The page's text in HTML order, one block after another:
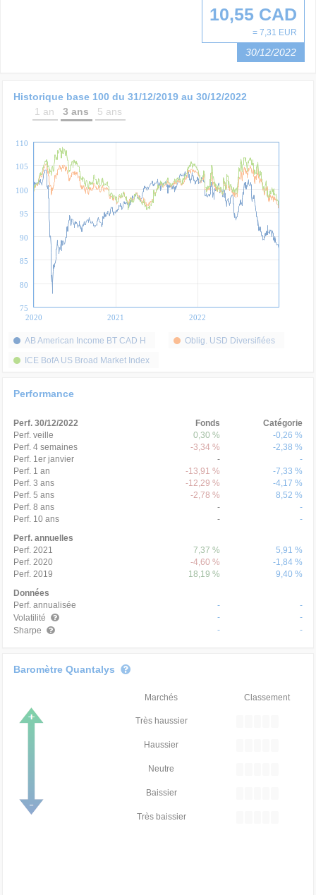
10,55 CAD
= 7,31 EUR
30/12/2022
Historique base 100 du 31/12/2019 au 30/12/2022
1 an
3 ans 5 ans
2020 2021 2022
75
80
85
90
95
100
105
110
AB American Income BT CAD H
Oblig. USD Diversifiées
ICE BofA US Broad Market Index
Performance
Perf. 30/12/2022 Fonds
Catégorie
Perf. veille
0,30 %
-0,26 %
Perf. 4 semaines
-3,34 %
-2,38 %
Perf. 1er janvier
-
-
Perf. 1 an
-13,91 %
-7,33 %
Perf. 3 ans
-12,29 %
-4,17 %
Perf. 5 ans
-2,78 %
8,52 %
Perf. 8 ans
-
-
Perf. 10 ans
-
-
Perf. annuelles
Perf. 2021
7,37 %
5,91 %
Perf. 2020
-4,60 %
-1,84 %
Perf. 2019
18,19 %
9,40 %
Données
Perf. annualisée
-
-
Volatilité
-
-
Sharpe
- -
Baromètre Quantalys
Marchés Classement
Très haussier
Haussier
Neutre
Baissier
Très baissier